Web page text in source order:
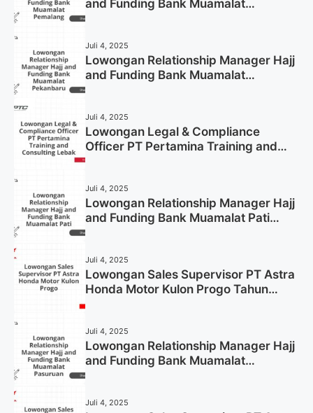
and Funding Bank Muamalat
Juli 4, 2025
Lowongan Relationship Manager Hajj
and Funding Bank Muamalat
Juli 4, 2025
Lowongan Legal & Compliance
Officer PT Pertamina Training and
Juli 4, 2025
Lowongan Relationship Manager Hajj
and Funding Bank Muamalat Pati
Juli 4, 2025
Lowongan Sales Supervisor PT Astra
Honda Motor Kulon Progo Tahun
Juli 4, 2025
Lowongan Relationship Manager Hajj
and Funding Bank Muamalat
Juli 4, 2025